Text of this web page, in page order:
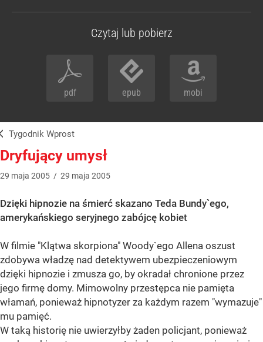
Czytaj lub pobierz
pdf epub mobi
Tygodnik Wprost
Dryfujący umysł
29 maja 2005 / 29 maja 2005
Dzięki hipnozie na śmierć skazano Teda Bundy`ego,
amerykańskiego seryjnego zabójcę kobiet
W filmie "Klątwa skorpiona" Woody`ego Allena oszust
zdobywa władzę nad detektywem ubezpieczeniowym
dzięki hipnozie i zmusza go, by okradał chronione przez
jego firmę domy. Mimowolny przestępca nie pamięta
włamań, ponieważ hipnotyzer za każdym razem "wymazuje"
mu pamięć.
W taką historię nie uwierzyłby żaden policjant, ponieważ